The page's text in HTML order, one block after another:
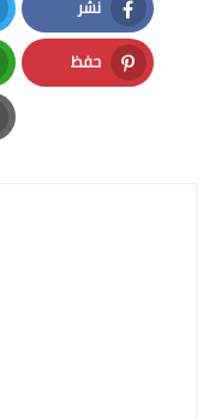
نشر
Facebook
حفظ
Pinterest